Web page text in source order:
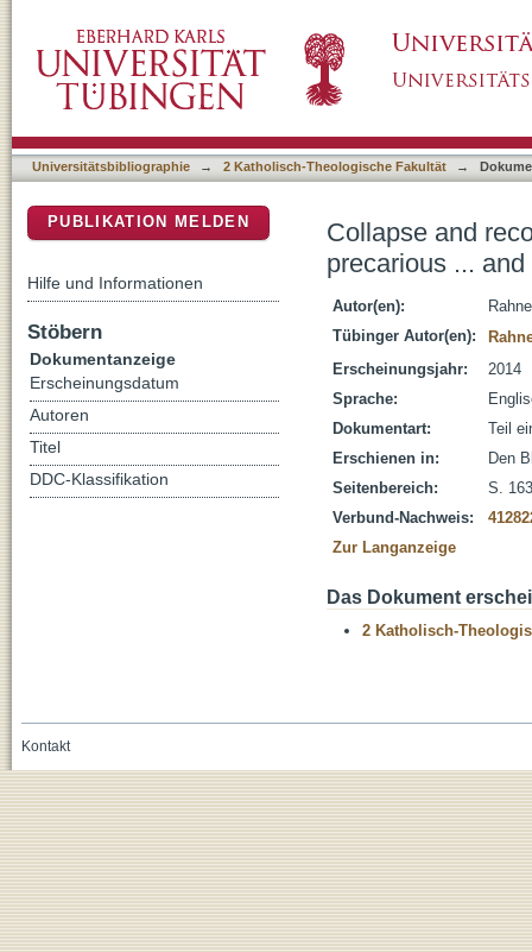
much pragmatism won't help
Universitätsbibliographie → 2 Katholisch-Theologische Fakultät →
Collapse and
precarious ...
Autor(en):
Tübinger Autor(en):
Erscheinungsjahr:
2014
Sprache:
Dokumentart:
Teil
Erschienen in:
Den
Seitenbereich:
S.
Verbund-Nachweis:
Zur Langanzeige
Das Dokument
2 Katholisch-
PUBLIKATION MELDEN
Hilfe und Informationen
Stöbern
Dokumentanzeige
Erscheinungsdatum
Autoren
Titel
DDC-Klassifikation
Kontakt